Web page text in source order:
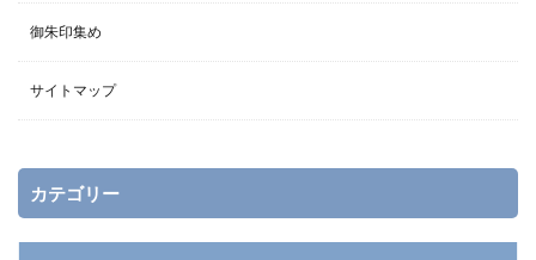
御朱印集め
サイトマップ
カテゴリー